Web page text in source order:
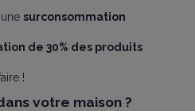
unesurconsommation
de 30% des produits
!
votre maison ?